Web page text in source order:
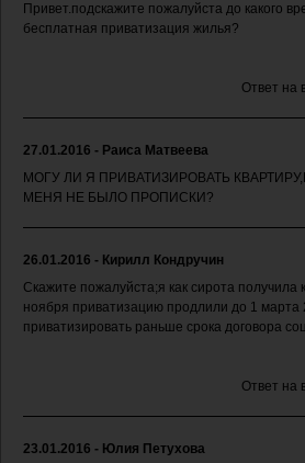
Привет.подскажите пожалуйста до какого
бесплатная приватизация жилья?
Ответ на
27.01.2016 - Раиса Матвеева
МОГУ ЛИ Я ПРИВАТИЗИРОВАТЬ
МЕНЯ НЕ БЫЛО ПРОПИСКИ?
26.01.2016 - Кирилл Кондручин
Скажите пожалуйста;я как сирота получила
ноября приватизацию продлили до 1 марта
приватизировать раньше срока договора
Ответ на
23.01.2016 - Юлия Петухова